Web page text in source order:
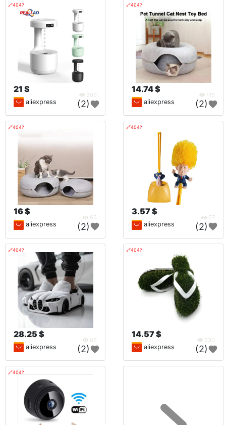
🔗404?
21 $
200
aliexpress (2)
🔗404?
14.74 $
115
aliexpress (2)
🔗404?
16 $
65
aliexpress (2)
🔗404?
3.57 $
67
aliexpress (2)
🔗404?
28.25 $
66
aliexpress (2)
🔗404?
14.57 $
230
aliexpress (2)
🔗404?